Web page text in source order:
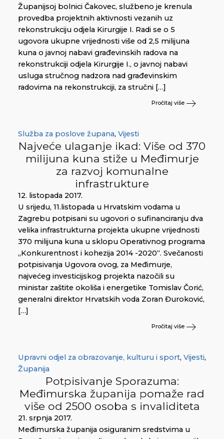
Županijsoj bolnici Čakovec, službeno je krenula
provedba projektnih aktivnosti vezanih uz
rekonstrukciju odjela Kirurgije I. Radi se o 5
ugovora ukupne vrijednosti više od 2,5 milijuna
kuna o javnoj nabavi građevinskih radova na
rekonstrukciji odjela Kirurgije I., o javnoj nabavi
usluga stručnog nadzora nad građevinskim
radovima na rekonstrukciji, za stručni […]
Pročitaj više
Služba za poslove župana, Vijesti
Najveće ulaganje ikad: Više od 370
milijuna kuna stiže u Međimurje
za razvoj komunalne
infrastrukture
12. listopada 2017.
U srijedu, 11.listopada u Hrvatskim vodama u
Zagrebu potpisani su ugovori o sufinanciranju dva
velika infrastrukturna projekta ukupne vrijednosti
370 milijuna kuna u sklopu Operativnog programa
„Konkurentnost i kohezija 2014 -2020“. Svečanosti
potpisivanja Ugovora ovog, za Međimurje,
najvećeg investicijskog projekta nazočili su
ministar zaštite okoliša i energetike Tomislav Čorić,
generalni direktor Hrvatskih voda Zoran Đuroković,
[…]
Pročitaj više
Upravni odjel za obrazovanje, kulturu i sport, Vijesti,
Županija
Potpisivanje Sporazuma:
Međimurska županija pomaže rad
više od 2500 osoba s invaliditeta
21. srpnja 2017.
Međimurska županija osiguranim sredstvima u